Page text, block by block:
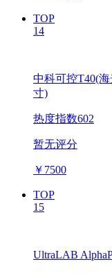
TOP
14
中科可控T40(
寸)
热度指数602
暂无评分
￥ 7500
TOP
15
UltraLAB